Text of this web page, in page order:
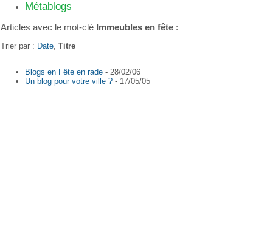
Métablogs
Articles avec le mot-clé Immeubles en fête :
Trier par : Date, Titre
Blogs en Fête en rade - 28/02/06
Un blog pour votre ville ? - 17/05/05